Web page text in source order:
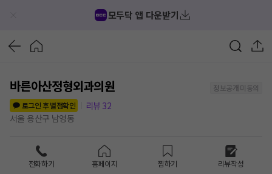
모두닥 앱 다운받기
바른아산정형외과의원
정보공개 미동의
로그인 후 별점확인
리뷰 32
서울 용산구 남영동
전화하기 홈페이지 찜하기 리뷰작성